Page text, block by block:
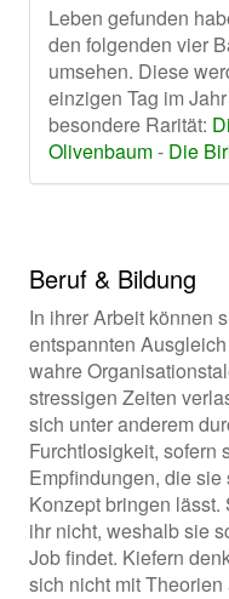
Leben gefunden
den folgenden vier
umsehen. Diese
einzigen Tag im
besondere Rarität:
Olivenbaum- Die
Beruf & Bildung
In ihrer Arbeit können
entspannten
wahre
stressigen Zeiten
sich unter anderem
Furchtlosigkeit, sofern
Empfindungen, die sie
Konzept bringen
ihr nicht, weshalb sie
Job findet. Kiefern
sich nicht mit Theorien